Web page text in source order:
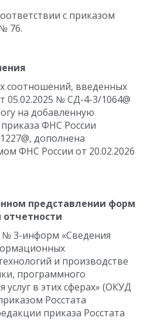
с приказом
76.
соотношений, введенных
05.02.2025 № СД-4-3/1064@
на добавленную
ФНС России
дополнена
ФНС России от 20.02.2026
представлении форм
3-информ «Сведения
и производстве
программного
услуг в этих сферах» (ОКУД
Росстата
приказа Росстата